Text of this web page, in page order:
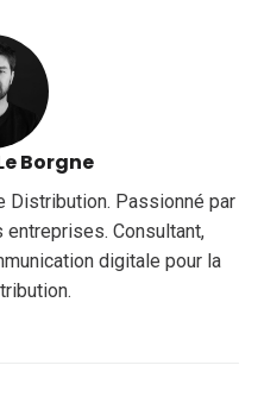
Borgne
Distribution. Passionné par
entreprises. Consultant,
digitale pour la